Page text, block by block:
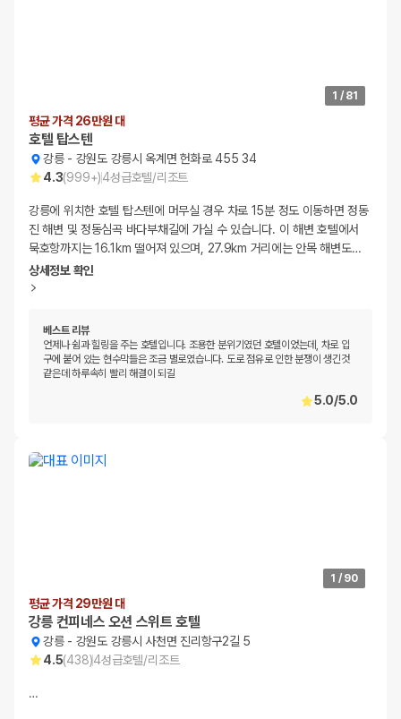
1 / 81
평균 가격 26만원 대
호텔 탑스텐
강릉- 강원도 강릉시 옥계면 헌화로 455 34
4.3(999+)4성급호텔/리조트
강릉에 위치한 호텔 탑스텐에 머무실 경우 차로 15분 정도 이동하면 정동
진 해변 및 정동심곡 바다부채길에 가실 수 있습니다. 이 해변 호텔에서
묵호항까지는 16.1km 떨어져 있으며, 27.9km 거리에는 안목 해변도…
상세정보 확인
베스트 리뷰
언제나 쉼과 힐링을 주는 호텔입니다. 조용한 분위기였던 호텔이었는데, 차로 입
구에 붙어 있는 현수막들은 조금 별로였습니다. 도로 점유로 인한 분쟁이 생긴것
같은데 하루속히 빨리 해결이 되길
5.0/5.0
1 / 90
평균 가격 29만원 대
강릉 컨피네스 오션 스위트 호텔
강릉- 강원도 강릉시 사천면 진리항구2길 5
4.5(438)4성급호텔/리조트
…